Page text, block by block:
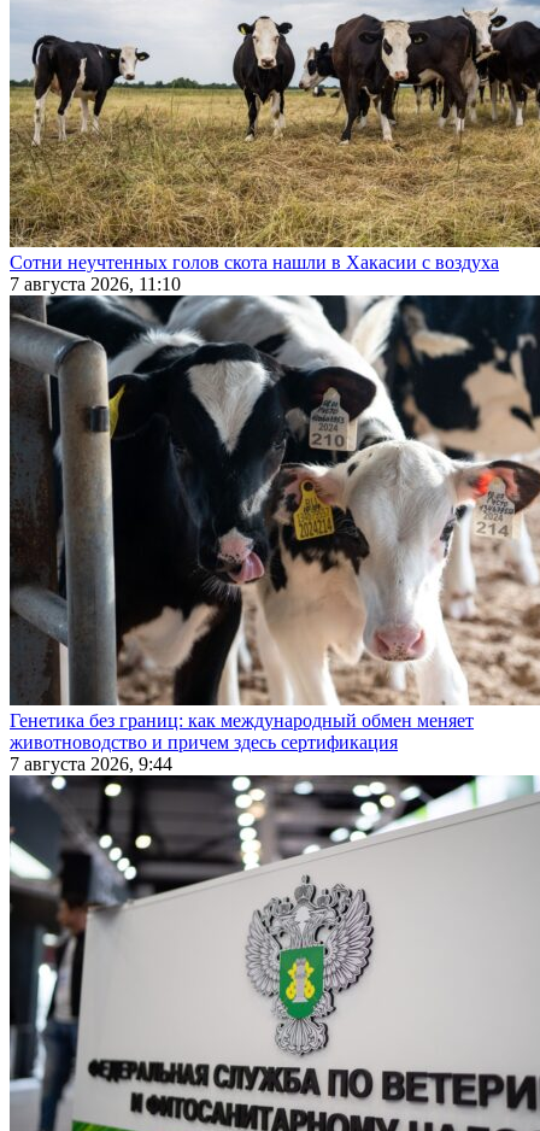
Сотни неучтенных голов скота нашли в Хакасии с воздуха
7 августа 2026, 11:10
Генетика без границ: как международный обмен меняет
животноводство и причем здесь сертификация
7 августа 2026, 9:44